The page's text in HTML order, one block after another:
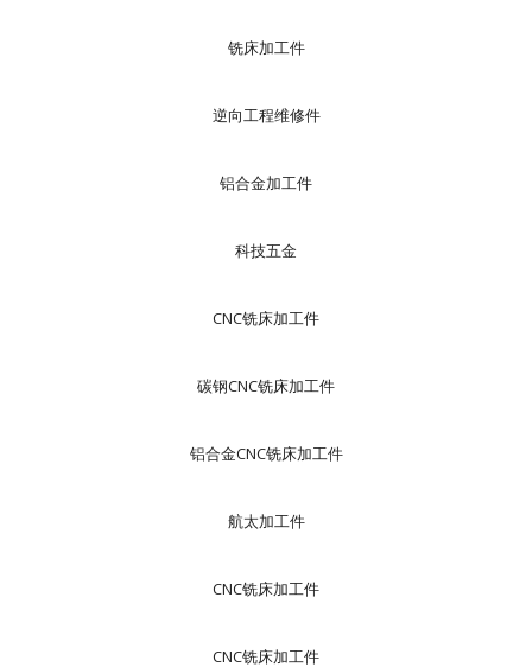
铣床加工件
逆向工程维修件
铝合金加工件
科技五金
CNC铣床加工件
碳钢CNC铣床加工件
铝合金CNC铣床加工件
航太加工件
CNC铣床加工件
CNC铣床加工件